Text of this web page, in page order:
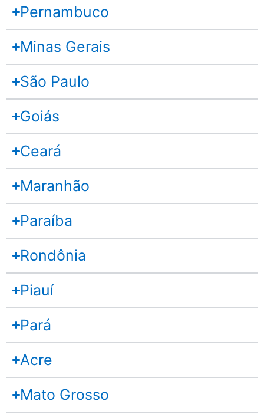
Pernambuco
Minas Gerais
São Paulo
Goiás
Ceará
Maranhão
Paraíba
Rondônia
Piauí
Pará
Acre
Mato Grosso